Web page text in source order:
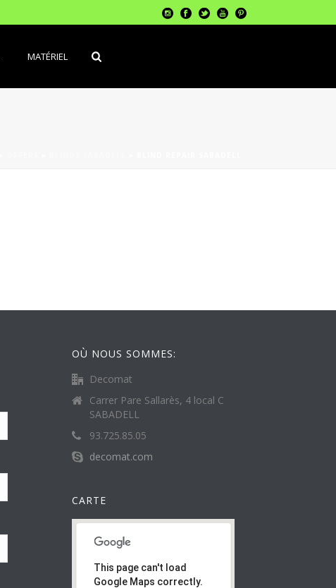
MATÉRIEL
OÙ NOUS SOMMES:
Decomat
Carrer Pare Sallarès, 4 local C
SABADELL
93.725.85.05
decomat.com
CARTE
This page can't load
Google Maps correctly.